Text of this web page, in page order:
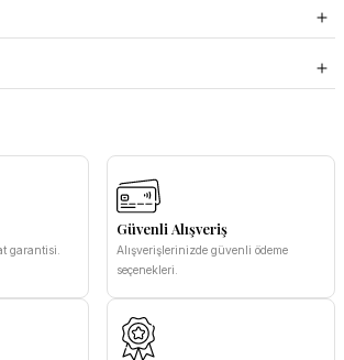
garantisi.
Güvenli Alışveriş
Alışverişlerinizde güvenli ödeme
seçenekleri.